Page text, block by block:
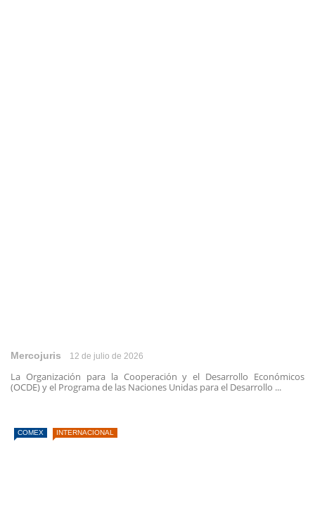
Mercojuris 12 de julio de 2026
La Organización para la Cooperación y el Desarrollo Económicos
(OCDE) y el Programa de las Naciones Unidas para el Desarrollo ...
COMEX INTERNACIONAL